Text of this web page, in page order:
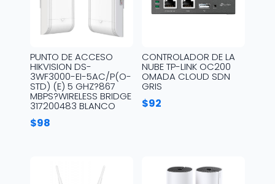
PUNTO DE ACCESO
HIKVISION DS-
3WF3000-EI-5AC/P(O-
STD) (E) 5 GHZ?867
MBPS?WIRELESS BRIDGE
317200483 BLANCO
$98
CONTROLADOR DE LA
NUBE TP-LINK OC200
OMADA CLOUD SDN
GRIS
$92